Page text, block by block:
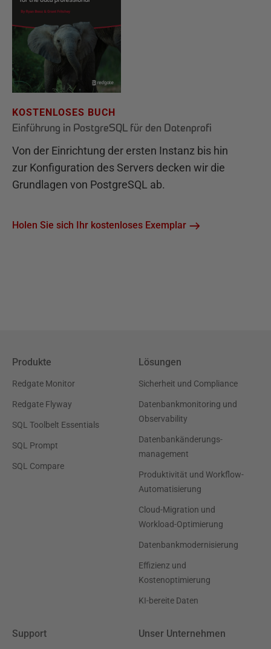
KOSTENLOSES BUCH
Einführung in PostgreSQL für den Datenprofi
Von der Einrichtung der ersten Instanz bis hin
zur Konfiguration des Servers decken wir die
Grundlagen von PostgreSQL ab.
Holen Sie sich Ihr kostenloses Exemplar
Produkte
Redgate Monitor
Redgate Flyway
SQL Toolbelt Essentials
SQL Prompt
SQL Compare
Lösungen
Sicherheit und Compliance
Datenbankmonitoring und
Observability
Datenbankänderungs-
management
Produktivität und Workflow-
Automatisierung
Cloud-Migration und
Workload-Optimierung
Datenbankmodernisierung
Effizienz und
Kostenoptimierung
KI-bereite Daten
Support Unser Unternehmen